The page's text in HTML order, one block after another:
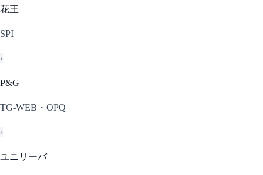
花王
SPI
›
P&G
TG-WEB・OPQ
›
ユニリーバ